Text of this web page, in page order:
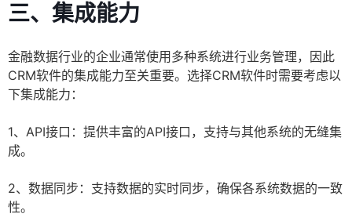
三、集成能力
金融数据行业的企业通常使用多种系统进行业务管理，因此
CRM软件的集成能力至关重要。选择CRM软件时需要考虑以
下集成能力：
1、API接口：提供丰富的API接口，支持与其他系统的无缝集
成。
2、数据同步：支持数据的实时同步，确保各系统数据的一致
性。